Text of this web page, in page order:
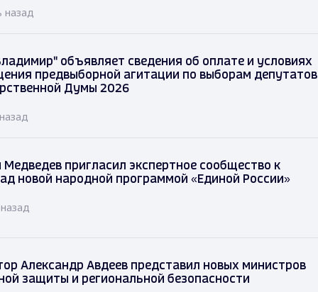
назад
объявляет сведения об оплате и условиях
предвыборной агитации по выборам депутатов
Думы 2026
пригласил экспертное сообщество к
новой народной программой «Единой России»
Александр Авдеев представил новых министров
защиты и региональной безопасности